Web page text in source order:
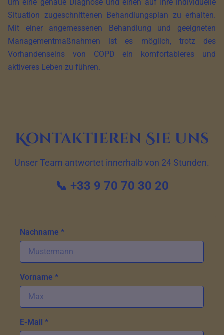
um eine genaue Diagnose und einen auf Ihre individuelle
Situation zugeschnittenen Behandlungsplan zu erhalten.
Mit einer angemessenen Behandlung und geeigneten
Managementmaßnahmen ist es möglich, trotz des
Vorhandenseins von COPD ein komfortableres und
aktiveres Leben zu führen.
Kontaktieren Sie uns
Unser Team antwortet innerhalb von 24 Stunden.
📞 +33 9 70 70 30 20
Nachname *
Vorname *
E-Mail *